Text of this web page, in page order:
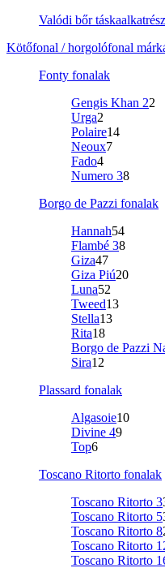
Valódi bőr
Kötőfonal / horgolófonal
Fonty fonalak
Gengis Khan 22
Urga2
Polaire14
Neoux7
Fado4
Numero 38
Borgo de Pazzi fonalak
Hannah54
Flambé 38
Giza47
Giza Piú20
Luna52
Tweed13
Stella13
Rita18
Borgo de Pazzi
Sira12
Plassard fonalak
Algasoie10
Divine 49
Top6
Toscano Ritorto fonalak
Toscano Ritorto 3
Toscano Ritorto 5
Toscano Ritorto 8
Toscano Ritorto
Toscano Ritorto